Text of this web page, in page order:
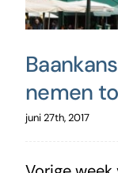
nemen
juni 27th, 2017